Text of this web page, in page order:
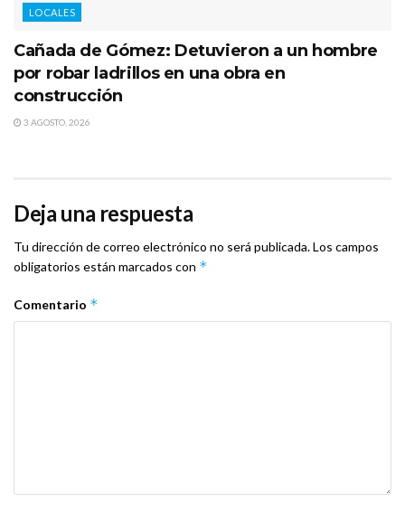
LOCALES
Cañada de Gómez: Detuvieron a un hombre
por robar ladrillos en una obra en
construcción
3 AGOSTO, 2026
Deja una respuesta
Tu dirección de correo electrónico no será publicada.Los campos
obligatorios están marcados con *
Comentario *